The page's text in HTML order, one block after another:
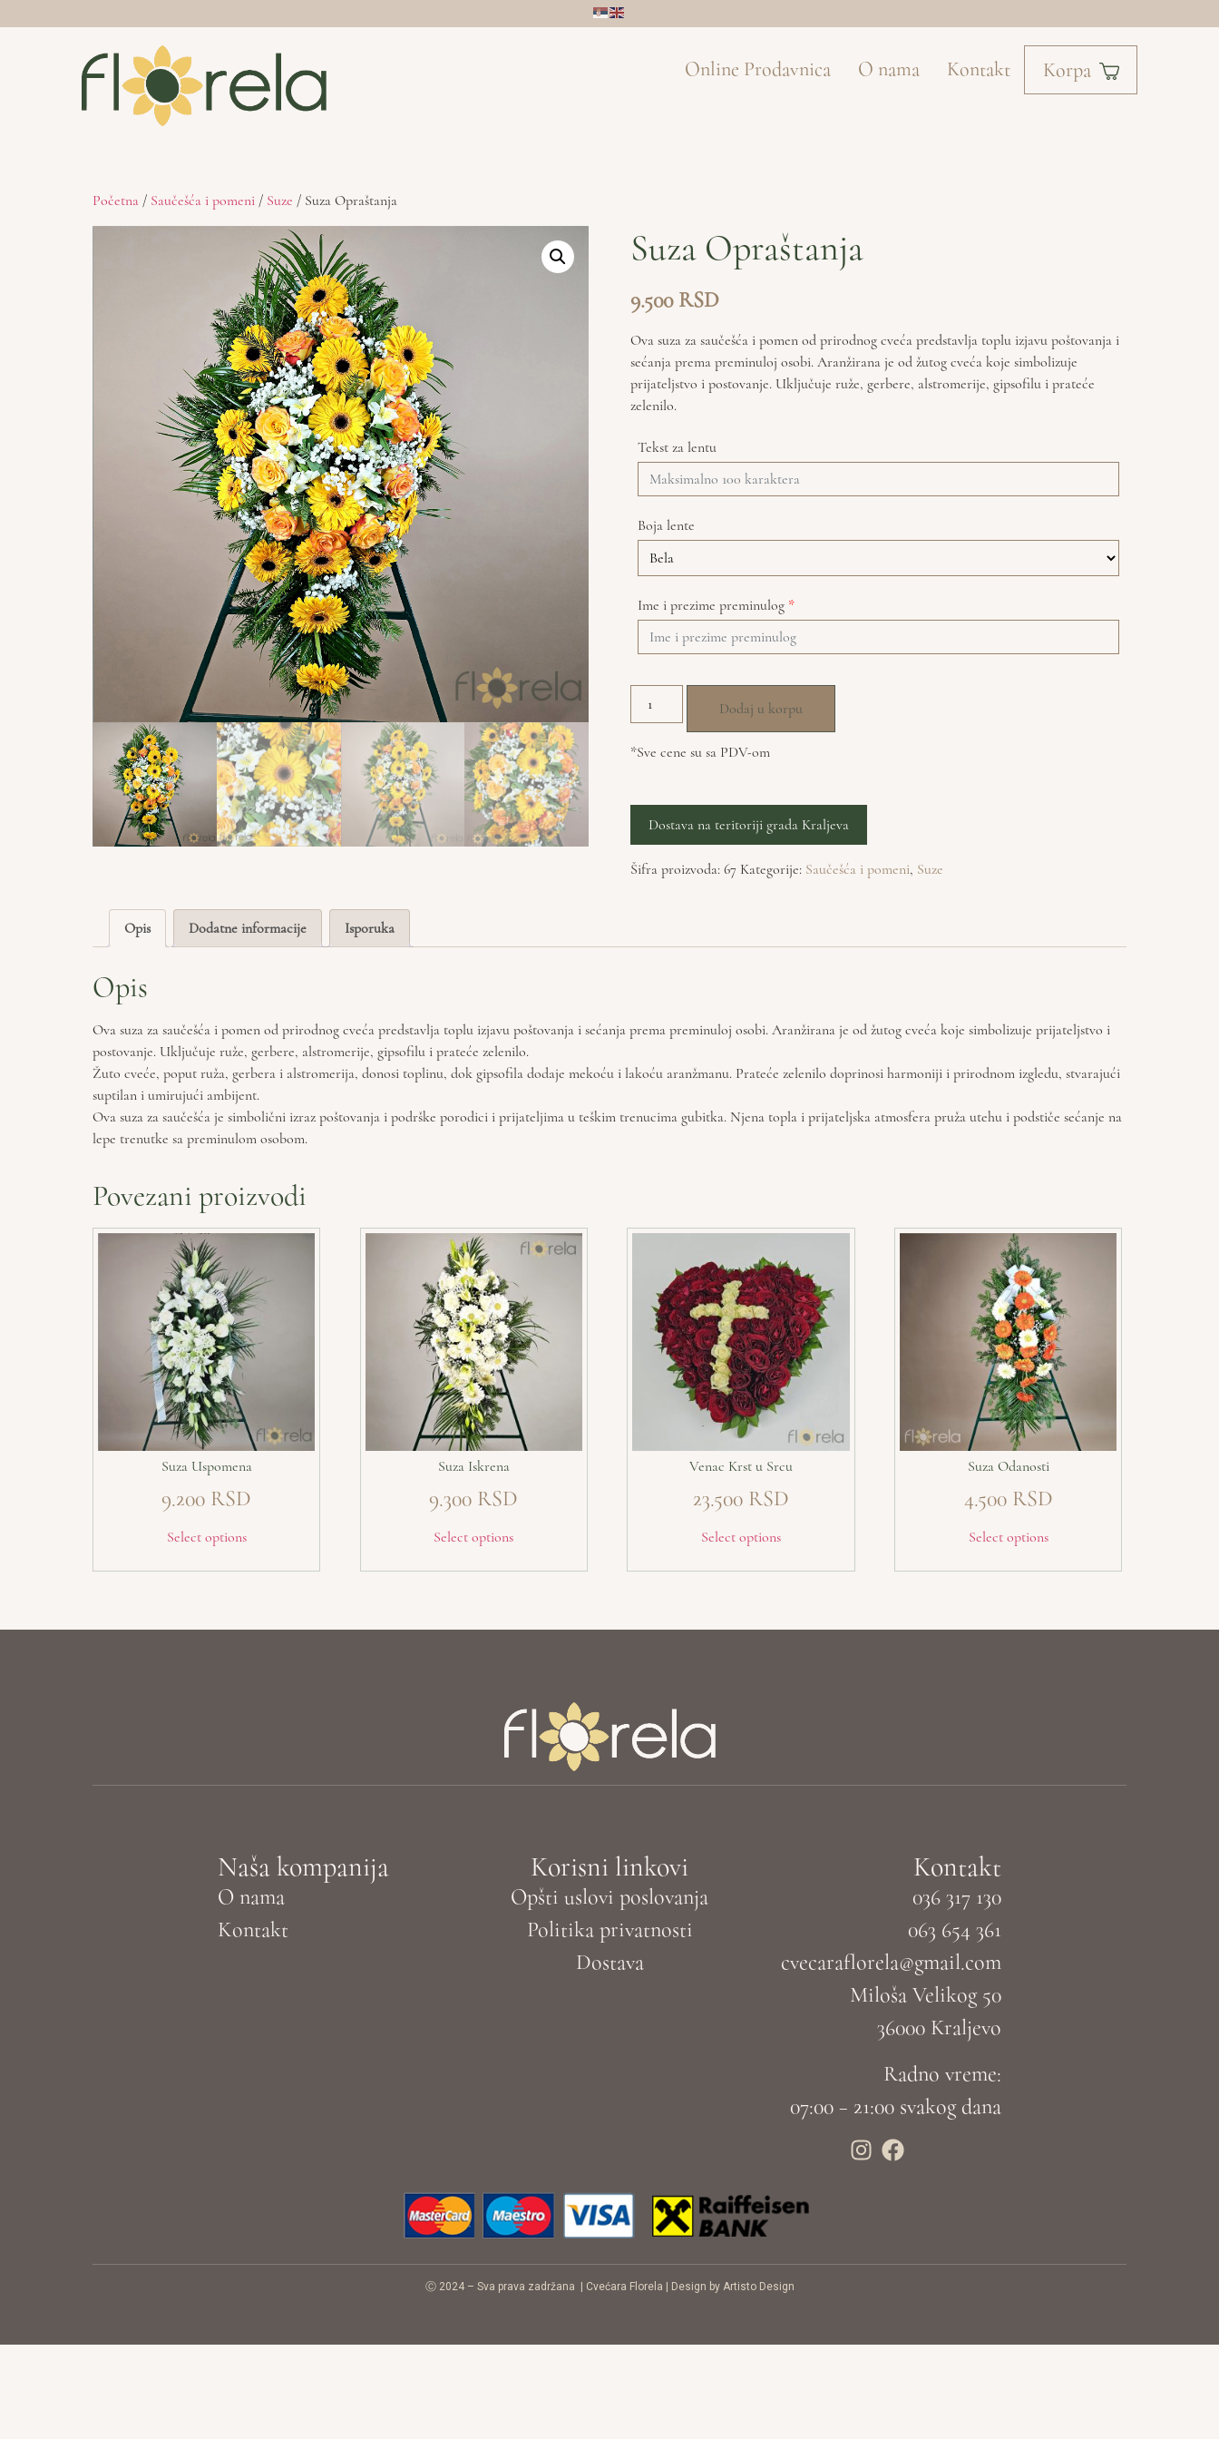
Online Prodavnica O nama Kontakt Korpa
Početna / Saučešća i pomeni / Suze / Suza Opraštanja
Suza Opraštanja
9.500
Ova suza za saučešća i pomen od prirodnog cveća predstavlja toplu izjavu poštovanja i
sećanja prema preminuloj osobi. Aranžirana je od žutog cveća koje simbolizuje
prijateljstvo i postovanje. Uključuje ruže, gerbere, alstromerije, gipsofilu i prateće
zelenilo.
Tekst za lentu
Boja lente
Ime i prezime preminulog*
Dodaj u korpu
*Sve cene su sa PDV-om
Dostava na teritoriji grada Kraljeva
Šifra proizvoda: 67 Kategorije: Saučešća i pomeni, Suze
Opis Dodatne informacije Isporuka
Opis
Ova suza za saučešća i pomen od prirodnog cveća predstavlja toplu izjavu poštovanja i sećanja prema preminuloj osobi. Aranžirana je od žutog cveća koje simbolizuje prijateljstvo i
postovanje. Uključuje ruže, gerbere, alstromerije, gipsofilu i prateće zelenilo.
Žuto cveće, poput ruža, gerbera i alstromerija, donosi toplinu, dok gipsofila dodaje mekoću i lakoću aranžmanu. Prateće zelenilo doprinosi harmoniji i prirodnom izgledu, stvarajući
suptilan i umirujući ambijent.
Ova suza za saučešća je simbolični izraz poštovanja i podrške porodici i prijateljima u teškim trenucima gubitka. Njena topla i prijateljska atmosfera pruža utehu i podstiče sećanje na
lepe trenutke sa preminulom osobom.
Povezani proizvodi
Suza Uspomena
9.200
Select options
Suza Iskrena
9.300
Select options
Venac Krst u Srcu
23.500
Select options
Suza Odanosti
4.500
Select options
Naša kompanija
O nama
Kontakt
Korisni linkovi
Opšti uslovi poslovanja
Politika privatnosti
Dostava
Kontakt
036 317 130
063 654 361
cvecaraflorela@gmail.com
Miloša Velikog 50
36000 Kraljevo
Radno vreme:
07:00 – 21:00 svakog dana
Ⓒ 2024 – Sva prava zadržana | Cvećara Florela Design by Artisto Design